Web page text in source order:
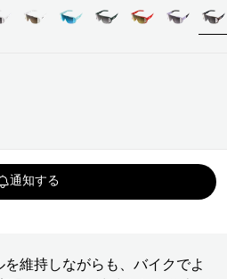
通知する
維持しながらも、バイクでよ